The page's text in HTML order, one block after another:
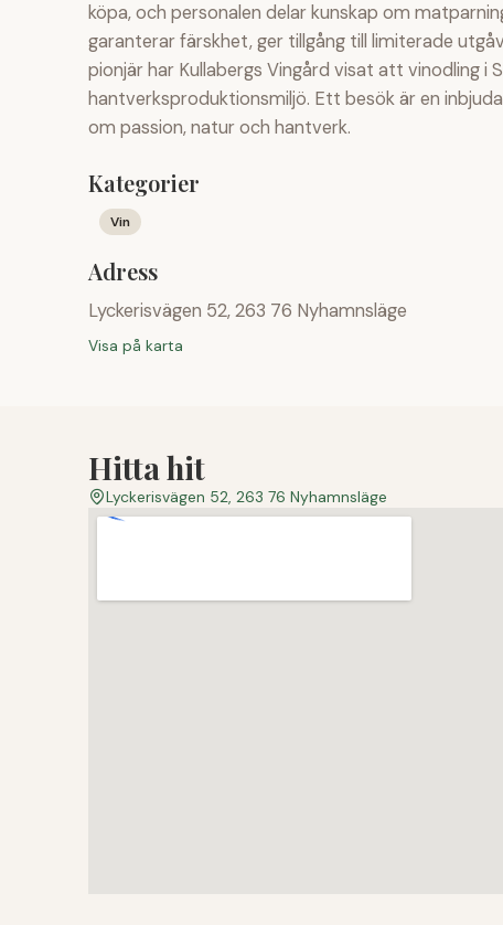
köpa, och personalen delar kunskap om
garanterar färskhet, ger tillgång till limiterade
pionjär har Kullabergs Vingård visat att vinodling i
hantverksproduktionsmiljö. Ett besök är en
om passion, natur och hantverk.
Kategorier
Vin
Adress
Lyckerisvägen 52, 263 76 Nyhamnsläge
Visa på karta
Hitta hit
Lyckerisvägen 52, 263 76 Nyhamnsläge